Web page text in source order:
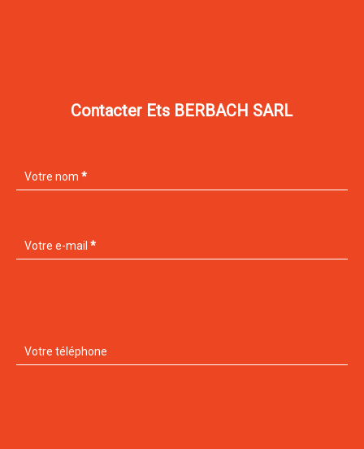
Contacter Ets BERBACH SARL
Votre nom *
Votre e-mail *
Votre téléphone